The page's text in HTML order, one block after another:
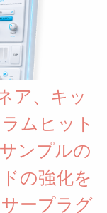
ルペジオを切るこ
ブラリは、音を一
ます。 しかし、
様々な音源から、
各レイヤーを整形
場合で、全く異な
同じ音ではありま
ア、キッ
ムヒット
ンプルの
の強化を
ープラグ